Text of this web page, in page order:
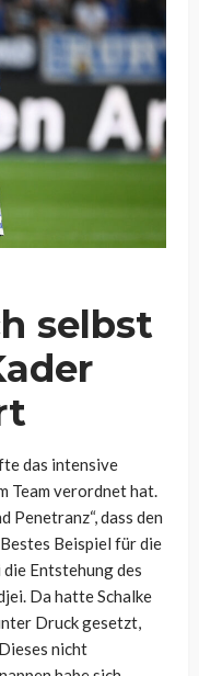
selbst
das intensive
Team verordnet hat.
Penetranz“, dass den
Beispiel für die
Entstehung des
Da hatte Schalke
Druck gesetzt,
nicht